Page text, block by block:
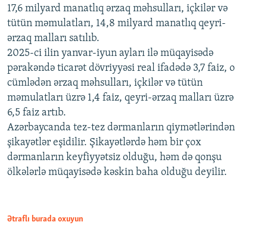
17,6 milyard manatlıq ərzaq məhsulları, içkilər və
tütün məmulatları, 14,8 milyard manatlıq qeyri-
ərzaq malları satılıb.
2025-ci ilin yanvar-iyun ayları ilə müqayisədə
pərakəndə ticarət dövriyyəsi real ifadədə 3,7 faiz, o
cümlədən ərzaq məhsulları, içkilər və tütün
məmulatları üzrə 1,4 faiz, qeyri-ərzaq malları üzrə
6,5 faiz artıb.
Azərbaycanda tez-tez dərmanların qiymətlərindən
şikayətlər eşidilir. Şikayətlərdə həm bir çox
dərmanların keyfiyyətsiz olduğu, həm də qonşu
ölkələrlə müqayisədə kəskin baha olduğu deyilir.
Ətraflı burada oxuyun